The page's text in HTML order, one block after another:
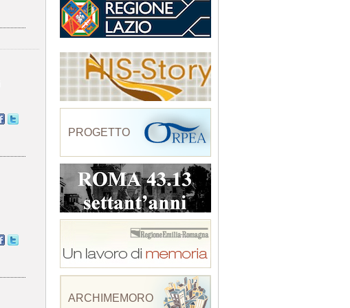
PROGETTO
ARCHIMEMORO